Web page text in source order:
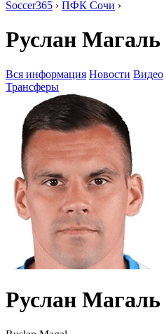
Soccer365 › ПФК Сочи ›
Руслан Магаль
Вся информация Новости Видео
Трансферы
Руслан Магаль